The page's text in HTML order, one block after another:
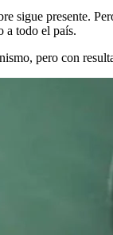
sigue presente.
a todo el país.
pero con